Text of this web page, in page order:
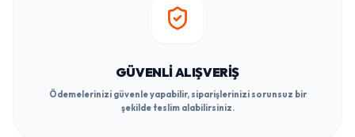
GÜVENLI ALIŞVERIŞ
Ödemelerinizi güvenle yapabilir, siparişlerinizi sorunsuz bir
şekilde teslim alabilirsiniz.